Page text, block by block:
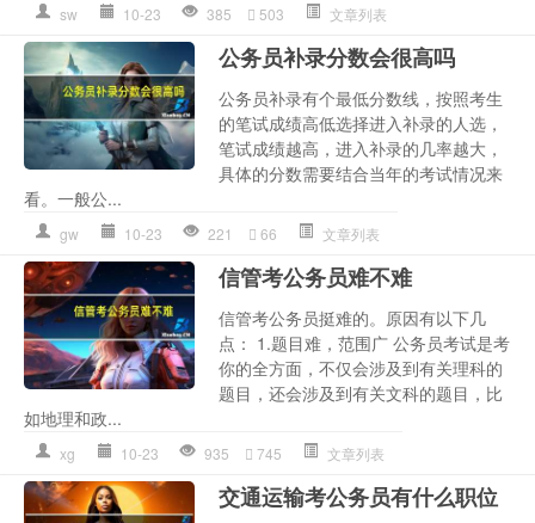
sw 10-23 385 503 文章列表
公务员补录分数会很高吗
公务员补录有个最低分数线，按照考生
的笔试成绩高低选择进入补录的人选，
笔试成绩越高，进入补录的几率越大，
具体的分数需要结合当年的考试情况来
看。一般公...
gw 10-23 221 66 文章列表
信管考公务员难不难
信管考公务员挺难的。原因有以下几
点： 1.题目难，范围广 公务员考试是考
你的全方面，不仅会涉及到有关理科的
题目，还会涉及到有关文科的题目，比
如地理和政...
xg 10-23 935 745 文章列表
交通运输考公务员有什么职位